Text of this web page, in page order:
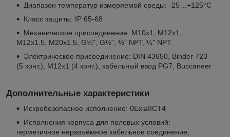
Диапазон температур измеряемой среды: -25…+125°C
Класс защиты: IP 65-68
Механическое присоединение: М10х1, M12x1,
M12x1.5, M20x1.5, G¼", G½", ½" NPT, ¼" NPT
Электрическое присоединение: DIN 43650, Binder 723
(5 конт.), M12x1 (4 конт.), кабельный ввод PG7, Buccaneer
Дополнительные характеристики
Искробезопасное исполнение: 0ExiaIICT4
Исполнения корпуса для полевых условий:
герметичное неразъёмное кабельное соединение,